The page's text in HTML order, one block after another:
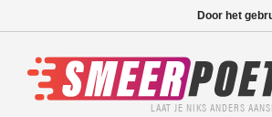
LAAT JE NIKS ANDERS
Door het